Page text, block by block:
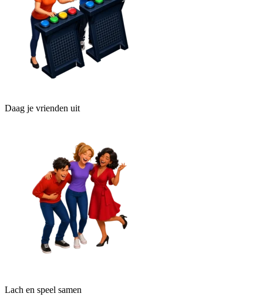
Daag je vrienden uit
Lach en speel samen